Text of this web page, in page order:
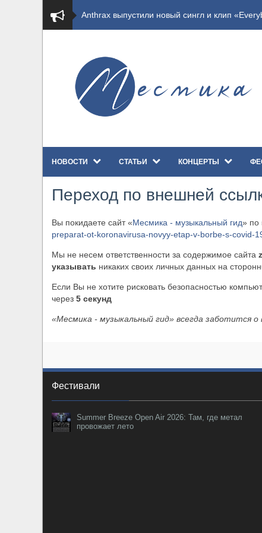
​Anthrax выпустили новый сингл и клип
​Imminence анонсировали новый альбом Axis
​Wacken Open Air 2026 полностью распродан
​Summer Breeze Open Air 2026 полностью
​Wacken Open Air 2026: открыт новый портал
ANTHRAX представили новый сингл и
Всероссийский рок-фестиваль HAMMER
XANDRIA представили новый сингл под
НОВОСТИ СТАТЬИ КОНЦЕРТЫ
Переход по внешней
Вы покидаете сайт «Месмика - музыкальный гид» по
preparat-ot-koronavirusa-novyy-etap-v-borbe-s-covid-
Мы не несем ответственности за содержимое сайта
указывать никаких своих личных данных на
Если Вы не хотите рисковать безопасностью
через 5 секунд
«Месмика - музыкальный гид» всегда заботится о
Фестивали
Summer Breeze Open Air 2026: Там, где метал
провожает лето